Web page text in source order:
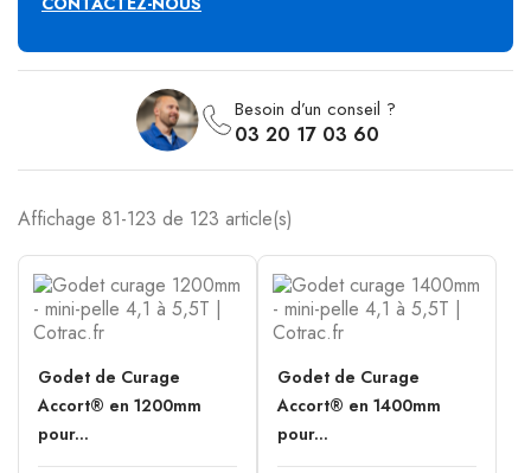
Besoin d’un conseil ?
03 20 17 03 60
Affichage 81-123 de 123 article(s)
Godet de Curage
Accort® en 1200mm
pour...
Godet de Curage
Accort® en 1400mm
pour...